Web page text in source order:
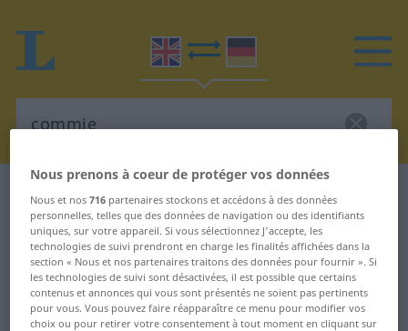
Dictionnaire Anglais-Allemand commie
Traduction Anglais-Allemand de
"commie"
"commie" - traduction Allemand
Nous prenons à coeur de protéger vos données
Nous et nos716 partenaires stockons et accédons à des données
personnelles, telles que des données de navigation ou des identifiants
uniques, sur votre appareil. Si vous sélectionnez J'accepte, les
technologies de suivi prendront en charge les finalités affichées dans la
section « Nous et nos partenaires traitons des données pour fournir ». Si
les technologies de suivi sont désactivées, il est possible que certains
contenus et annonces qui vous sont présentés ne soient pas pertinents
pour vous. Vous pouvez faire réapparaître ce menu pour modifier vos
choix ou pour retirer votre consentement à tout moment en cliquant sur